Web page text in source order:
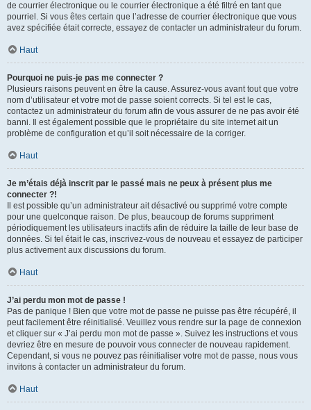
de courrier électronique ou le courrier électronique a été filtré en tant que
pourriel. Si vous êtes certain que l’adresse de courrier électronique que vous
avez spécifiée était correcte, essayez de contacter un administrateur du forum.
Haut
Pourquoi ne puis-je pas me connecter ?
Plusieurs raisons peuvent en être la cause. Assurez-vous avant tout que votre
nom d’utilisateur et votre mot de passe soient corrects. Si tel est le cas,
contactez un administrateur du forum afin de vous assurer de ne pas avoir été
banni. Il est également possible que le propriétaire du site internet ait un
problème de configuration et qu’il soit nécessaire de la corriger.
Haut
Je m’étais déjà inscrit par le passé mais ne peux à présent plus me
connecter ?!
Il est possible qu’un administrateur ait désactivé ou supprimé votre compte
pour une quelconque raison. De plus, beaucoup de forums suppriment
périodiquement les utilisateurs inactifs afin de réduire la taille de leur base de
données. Si tel était le cas, inscrivez-vous de nouveau et essayez de participer
plus activement aux discussions du forum.
Haut
J’ai perdu mon mot de passe !
Pas de panique ! Bien que votre mot de passe ne puisse pas être récupéré, il
peut facilement être réinitialisé. Veuillez vous rendre sur la page de connexion
et cliquer sur « J’ai perdu mon mot de passe ». Suivez les instructions et vous
devriez être en mesure de pouvoir vous connecter de nouveau rapidement.
Cependant, si vous ne pouvez pas réinitialiser votre mot de passe, nous vous
invitons à contacter un administrateur du forum.
Haut